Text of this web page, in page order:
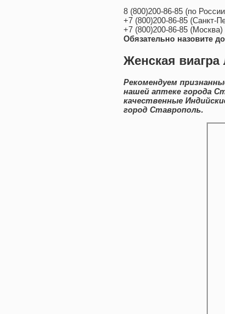
8 (800)200-86-85 (по
+7 (800)200-86-85 (Санкт-
+7 (800)200-86-85 (Москва)
Обязательно назовите
Женская
Рекомендуем
нашей аптеке города
качественные
город Ставрополь.